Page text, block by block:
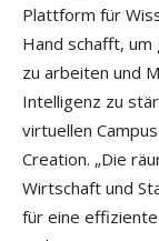
Plattform für
Hand schafft, um
zu arbeiten und
Intelligenz zu
virtuellen
Creation. „Die
Wirtschaft und
für eine